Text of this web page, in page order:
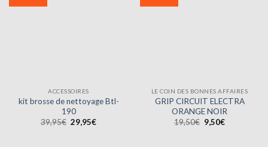
ACCESSOIRES
kit brosse de nettoyage Btl-
190
39,95€ Le
prix
29,95€Le
LE COIN DES BONNES AFFAIRES
GRIP CIRCUIT ELECTRA
ORANGE NOIR
19,50€ Le
prix
9,50€Le